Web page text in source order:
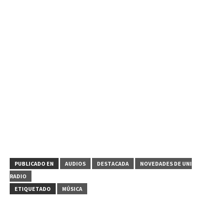
PUBLICADO EN AUDIOS DESTACADA
NOVEDADES DE UNI
RADIO
ETIQUETADO
MÚSICA